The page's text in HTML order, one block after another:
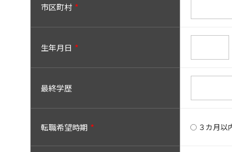
市区町村
生年月日
最終学歴
転職希望時期 ３カ月以